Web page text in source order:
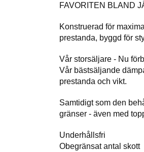
FAVORITEN BLAND
Konstruerad för
prestanda, byggd för
Vår storsäljare - Nu
Vår bästsäljande
prestanda och vikt.
Samtidigt som den
gränser - även med
Underhållsfri
Obegränsat antal skott